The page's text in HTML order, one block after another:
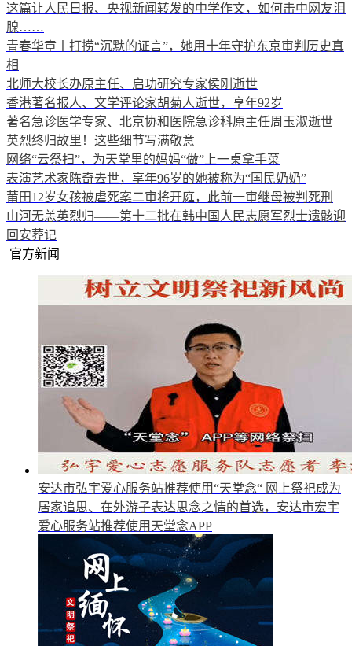
这篇让人民日报、央视新闻转发的中学作文，如何击中网友泪
腺……
青春华章丨打捞“沉默的证言”，她用十年守护东京审判历史真
相
北师大校长办原主任、启功研究专家侯刚逝世
香港著名报人、文学评论家胡菊人逝世，享年92岁
著名急诊医学专家、北京协和医院急诊科原主任周玉淑逝世
英烈终归故里！这些细节写满敬意
网络“云祭扫”，为天堂里的妈妈“做”上一桌拿手菜
表演艺术家陈奇去世，享年96岁的她被称为“国民奶奶”
莆田12岁女孩被虐死案二审将开庭，此前一审继母被判死刑
山河无恙英烈归——第十二批在韩中国人民志愿军烈士遗骸迎
回安葬记
官方新闻
安达市弘宇爱心服务站推荐使用“天堂念“ 网上祭祀成为
居家追思、在外游子表达思念之情的首选，安达市宏宇
爱心服务站推荐使用天堂念APP